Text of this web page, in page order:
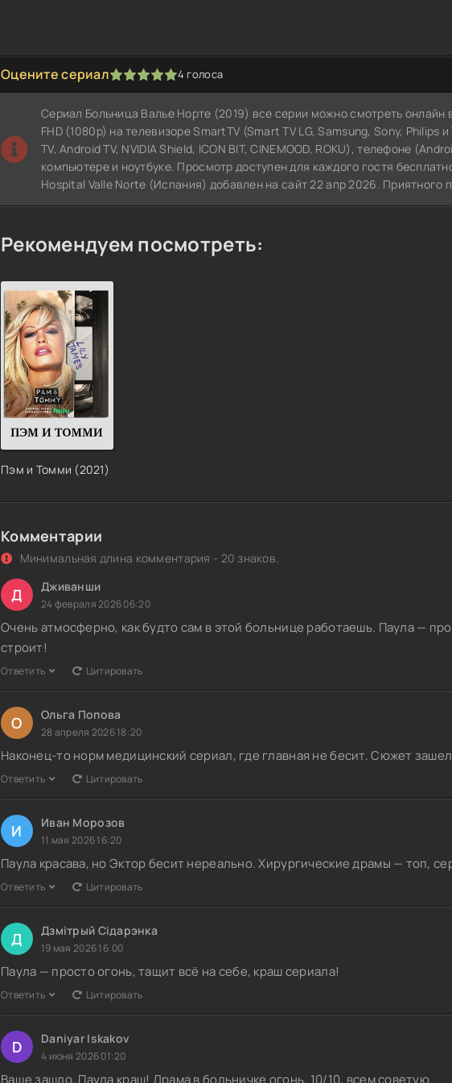
Оцените сериал
1 2 3 4 5 4 голоса
Сериал Больница Валье Норте (2019) все серии можно смотреть онлайн
FHD (1080p) на телевизоре SmartTV (Smart TV LG, Samsung, Sony, Philips
TV, Android TV, NVIDIA Shield, ICON BIT, CINEMOOD, ROKU), телефоне
компьютере и ноутбуке. Просмотр доступен для каждого гостя
Hospital Valle Norte (Испания) добавлен на сайт 22 апр 2026. Приятного
Рекомендуем посмотреть:
Пэм и Томми (2021)
Комментарии
Минимальная длина комментария - 20 знаков.
Д Дживанши
24 февраля 2026 06:20
Очень атмосферно, как будто сам в этой больнице работаешь. Паула —
строит!
Ответить Цитировать
О Ольга Попова
28 апреля 2026 18:20
Наконец-то норм медицинский сериал, где главная не бесит. Сюжет
Ответить Цитировать
И Иван Морозов
11 мая 2026 16:20
Паула красава, но Эктор бесит нереально. Хирургические драмы — топ,
Ответить Цитировать
Д Дзмітрый Сідарэнка
19 мая 2026 16:00
Паула — просто огонь, тащит всё на себе, краш сериала!
Ответить Цитировать
D Daniyar Iskakov
4 июня 2026 01:20